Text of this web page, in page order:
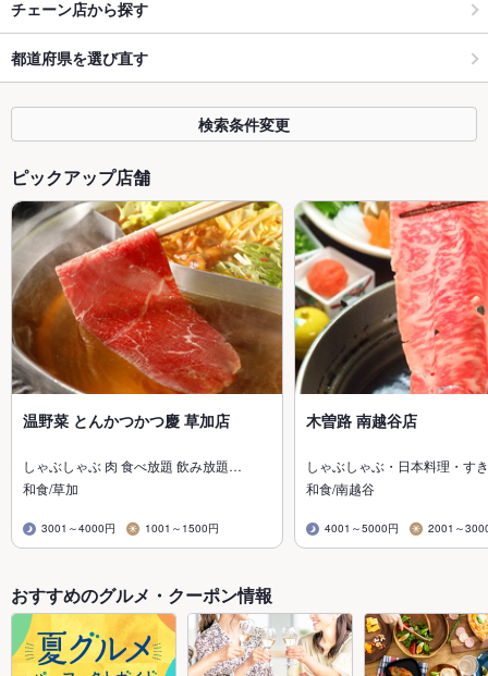
チェーン店から探す
都道府県を選び直す
検索条件変更
ピックアップ店舗
温野菜 とんかつかつ慶 草加店
しゃぶしゃぶ 肉 食べ放題 飲み放題…
和食/草加
3001～4000円 1001～1500円
木曽路 南越谷店
しゃぶしゃぶ・日本料理・す
和食/南越谷
4001～5000円 2001～
おすすめのグルメ・クーポン情報